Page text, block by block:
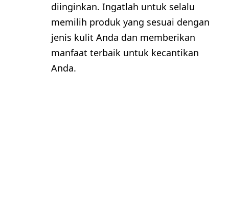
diinginkan. Ingatlah untuk selalu
memilih produk yang sesuai dengan
jenis kulit Anda dan memberikan
manfaat terbaik untuk kecantikan
Anda.